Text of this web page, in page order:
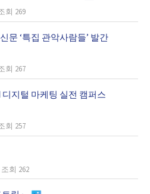
회 269
문 ‘특집 관악사람들’ 발간
회 267
지털 마케팅 실전 캠퍼스
회 257
조회 262